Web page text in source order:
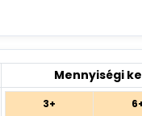
Mennyiségi
3+